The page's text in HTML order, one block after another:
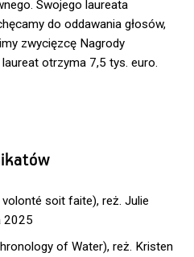
Swojego laureata
do oddawania głosów,
zwycięzcę Nagrody
otrzyma 7,5 tys. euro.
volonté soit faite), reż. Julie
2025
of Water), reż. Kristen